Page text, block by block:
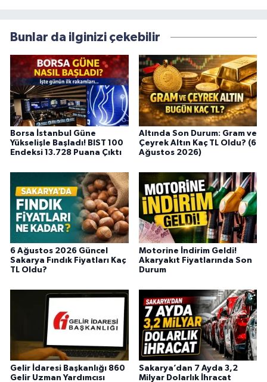
Bunlar da ilginizi çekebilir
Borsa İstanbul Güne
Yükselişle Başladı! BIST 100
Endeksi 13.728 Puana Çıktı
Altında Son Durum: Gram ve
Çeyrek Altın Kaç TL Oldu? (6
Ağustos 2026)
6 Ağustos 2026 Güncel
Sakarya Fındık Fiyatları Kaç
TL Oldu?
Motorine İndirim Geldi!
Akaryakıt Fiyatlarında Son
Durum
Gelir İdaresi Başkanlığı 860
Gelir Uzman Yardımcısı
Sakarya’dan 7 Ayda 3,2
Milyar Dolarlık İhracat